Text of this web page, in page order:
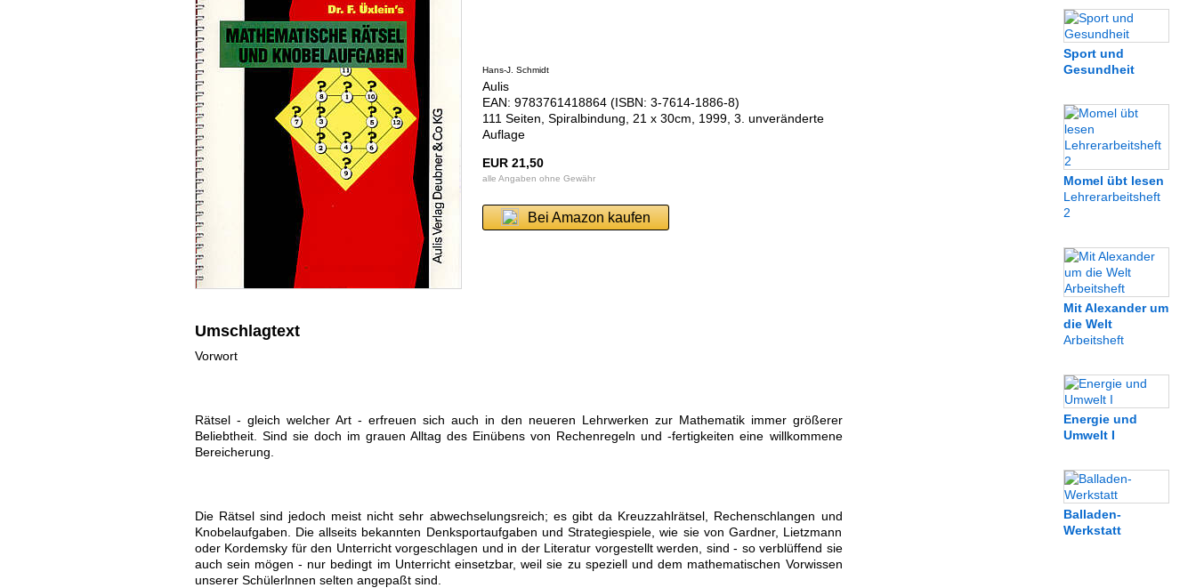
Hans-J. Schmidt
Aulis
EAN: 9783761418864 (ISBN: 3-7614-1886-8)
111 Seiten, Spiralbindung, 21 x 30cm, 1999, 3. unveränderte
Auflage
EUR 21,50
alle Angaben ohne Gewähr
Bei Amazon kaufen
Umschlagtext
Vorwort
Rätsel - gleich welcher Art - erfreuen sich auch in den neueren Lehrwerken zur Mathematik immer größerer
Beliebtheit. Sind sie doch im grauen Alltag des Einübens von Rechenregeln und -fertigkeiten eine willkommene
Bereicherung.
Die Rätsel sind jedoch meist nicht sehr abwechselungsreich; es gibt da Kreuzzahlrätsel, Rechenschlangen und
Knobelaufgaben. Die allseits bekannten Denksportaufgaben und Strategiespiele, wie sie von Gardner, Lietzmann
oder Kordemsky für den Unterricht vorgeschlagen und in der Literatur vorgestellt werden, sind - so verblüffend sie
auch sein mögen - nur bedingt im Unterricht einsetzbar, weil sie zu speziell und dem mathematischen Vorwissen
unserer Schülerlnnen selten angepaßt sind.
Sport und
Gesundheit
Momel übt lesen
Lehrerarbeitsheft
2
Mit Alexander um
die Welt
Arbeitsheft
Energie und
Umwelt I
Balladen-
Werkstatt